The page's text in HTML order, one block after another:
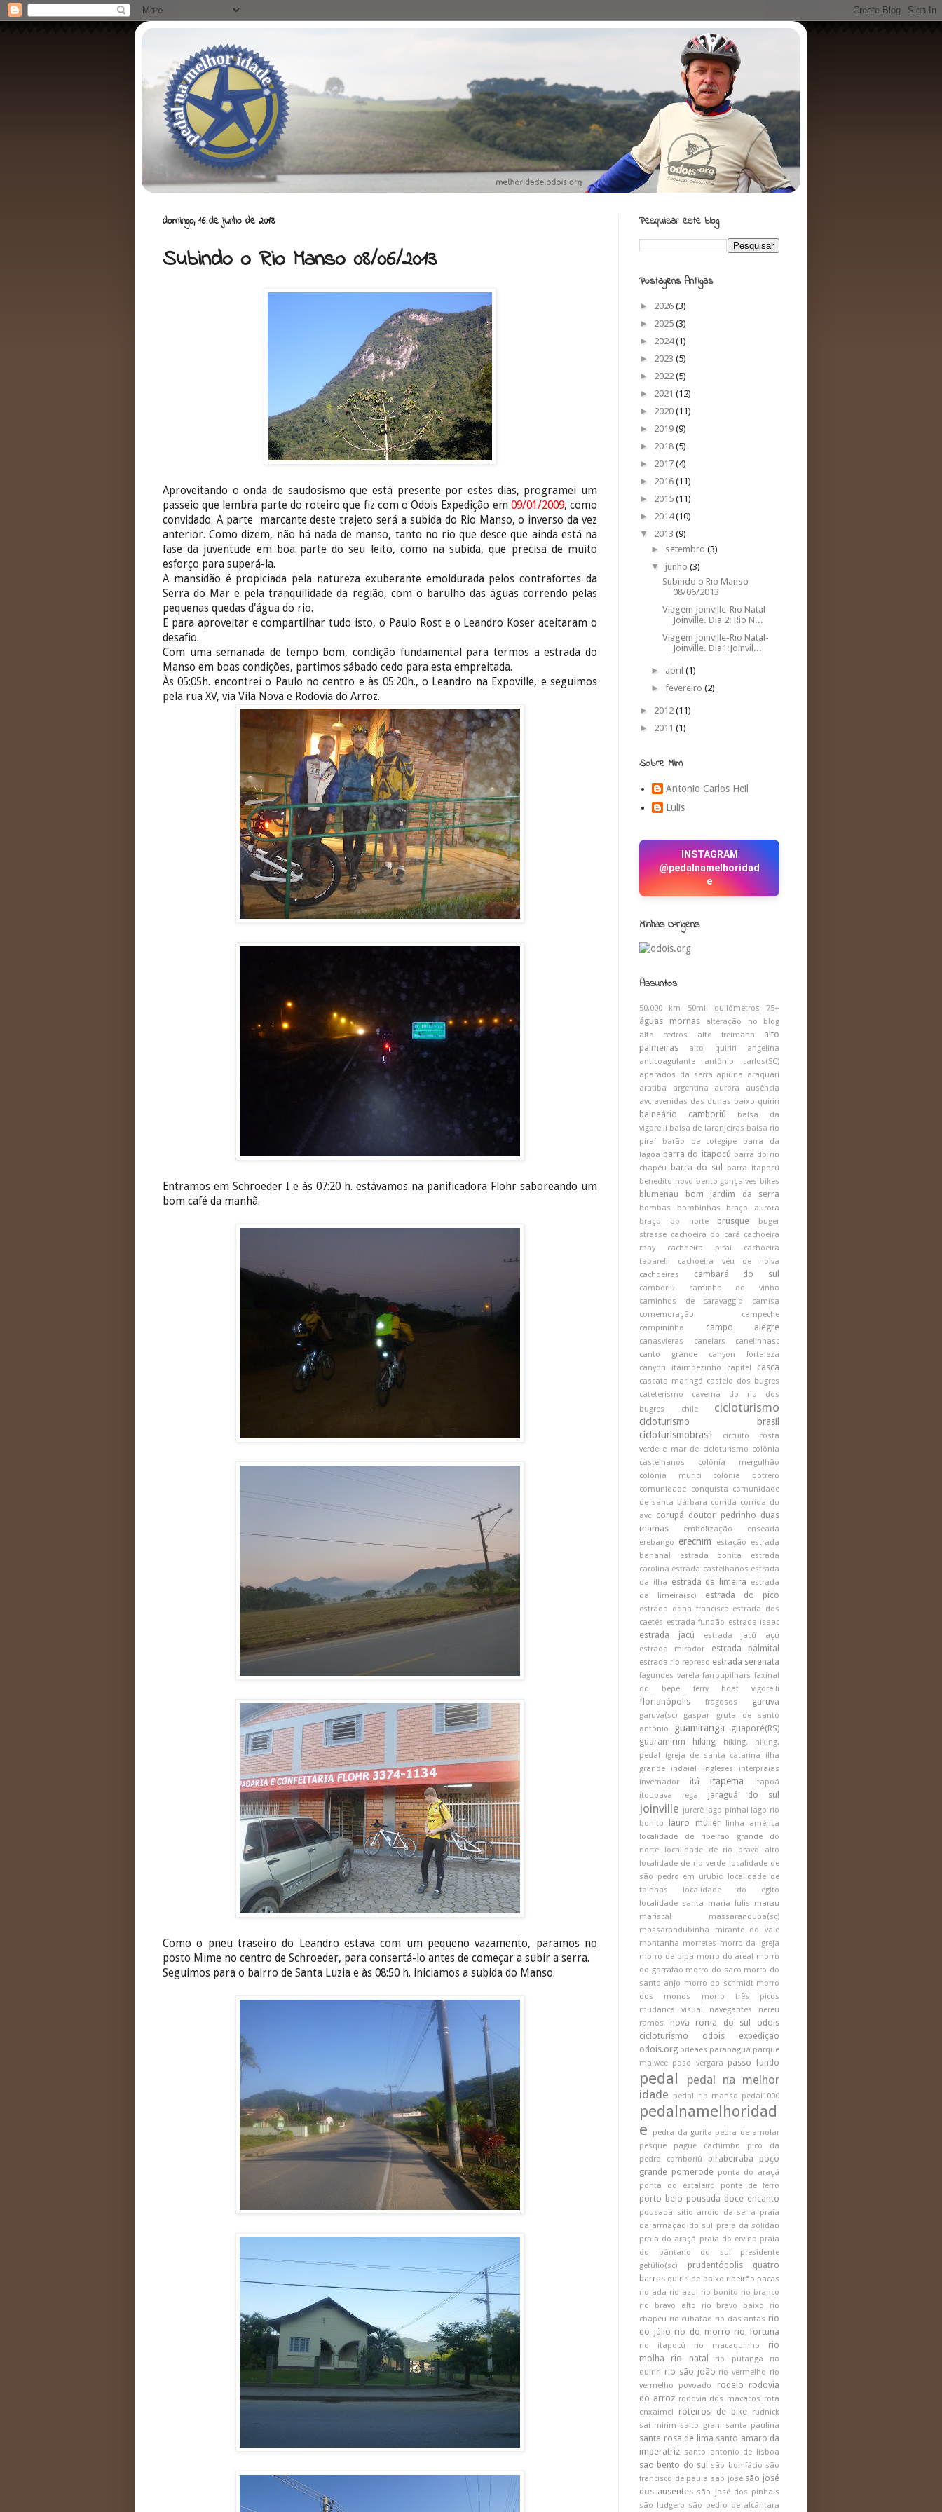
domingo, 16 de junho de 2013
Subindo o Rio Manso 08/06/2013
Aproveitando o onda de saudosismo que está presente por estes dias, programei um
passeio que lembra parte do roteiro que fiz com o Odois Expedição em 09/01/2009, como
convidado. A parte marcante deste trajeto será a subida do Rio Manso, o inverso da vez
anterior. Como dizem, não há nada de manso, tanto no rio que desce que ainda está na
fase da juventude em boa parte do seu leito, como na subida, que precisa de muito
esforço para superá-la.
A mansidão é propiciada pela natureza exuberante emoldurada pelos contrafortes da
Serra do Mar e pela tranquilidade da região, com o barulho das águas correndo pelas
pequenas quedas d'água do rio.
E para aproveitar e compartilhar tudo isto, o Paulo Rost e o Leandro Koser aceitaram o
desafio.
Com uma semanada de tempo bom, condição fundamental para termos a estrada do
Manso em boas condições, partimos sábado cedo para esta empreitada.
Às 05:05h. encontrei o Paulo no centro e às 05:20h., o Leandro na Expoville, e seguimos
pela rua XV, via Vila Nova e Rodovia do Arroz.
Entramos em Schroeder I e às 07:20 h. estávamos na panificadora Flohr saboreando um
bom café da manhã.
Como o pneu traseiro do Leandro estava com um pequeno vazamento, paramos no
posto Mime no centro de Schroeder, para consertá-lo antes de começar a subir a serra.
Seguimos para o bairro de Santa Luzia e às 08:50 h. iniciamos a subida do Manso.
Pesquisar este blog
Postagens Antigas
► 2026 (3)
► 2025 (3)
► 2024(1)
► 2023 (5)
► 2022 (5)
► 2021 (12)
► 2020 (11)
► 2019 (9)
► 2018 (5)
► 2017 (4)
► 2016 (11)
► 2015 (11)
► 2014(10)
▼ 2013 (9)
► setembro (3)
▼ junho (3)
Subindo o Rio Manso
08/06/2013
Viagem Joinville-Rio Natal-
Joinville. Dia 2: Rio N...
Viagem Joinville-Rio Natal-
Joinville. Dia1:Joinvil...
► abril (1)
► fevereiro (2)
► 2012 (11)
► 2011 (1)
Sobre Mim
Antonio Carlos Heil
Lulis
INSTAGRAM
@pedalnamelhoridad
e
Minhas O²rigens
Assuntos
50.000 km 50mil quilômetros 75+
águas mornas
alteração no blog
alto cedros
alto freimann
alto
palmeiras
alto quiriri
angelina
anticoagulante
antônio carlos(SC)
aparados da serra apiúna
araquari
aratiba
argentina aurora
ausência
avc avenidas das dunas baixo quiriri
balneário camboriú
balsa da
vigorelli balsa de laranjeiras balsa rio
piraí
barão de cotegipe
barra da
lagoa barra do itapocú barra do rio
chapéu
barra do sul
barra itapocú
benedito novo bento gonçalves bikes
blumenau bom jardim da serra
bombas bombinhas
braço aurora
braço do norte
brusque
buger
strasse cachoeira do cará cachoeira
may
cachoeira piraí
cachoeira
tabarelli
cachoeira véu de noiva
cachoeiras
cambará do sul
camboriú
caminho do vinho
caminhos de caravaggio
camisa
comemoração
campeche
campininha
campo alegre
canasvieras canelars
canelinhasc
canto grande
canyon fortaleza
canyon itaimbezinho
capitel casca
cascata maringá castelo dos bugres
cateterismo
caverna do rio dos
bugres
chile cicloturismo
cicloturismo brasil
cicloturismobrasil
circuito costa
verde e mar de cicloturismo colônia
castelhanos
colônia mergulhão
colônia murici
colônia potrero
comunidade conquista
comunidade
de santa bárbara corrida corrida do
avc
corupá doutor pedrinho duas
mamas
embolização
enseada
erebango
erechim estação
estrada
bananal
estrada bonita
estrada
carolina estrada castelhanos estrada
da ilha
estrada da limeira
estrada
da limeira(sc)
estrada do pico
estrada dona francisca estrada dos
caetés estrada fundão estrada isaac
estrada jacú
estrada jacú açú
estrada mirador
estrada palmital
estrada rio represo estrada serenata
fagundes varela farroupilhars faxinal
do bepe
ferry boat vigorelli
florianópolis fragosos garuva
garuva(sc) gaspar
gruta de santo
antônio
guamiranga
guaporé(RS)
guaramirim
hiking hiking.
hiking.
pedal
igreja de santa catarina
ilha
grande
indaial ingleses
interpraias
invernador
itá itapema
itapoá
itoupava rega
jaraguá do sul
joinville jurerê lago pinhal lago rio
bonito
lauro müller
linha américa
localidade de ribeirão grande do
norte
localidade de rio bravo alto
localidade de rio verde localidade de
são pedro em urubici localidade de
tainhas
localidade do egito
localidade santa maria
lulis
marau
mariscal
massaranduba(sc)
massarandubinha
mirante do vale
montanha morretes morro da igreja
morro da pipa morro do areal morro
do garrafão morro do saco morro do
santo anjo morro do schmidt morro
dos monos
morro três picos
mudanca visual
navegantes
nereu
ramos
nova roma do sul
odois
cicloturismo
odois expedição
odois.org orleães paranaguá parque
malwee paso vergara passo fundo
pedal
pedal na melhor
idade
pedal rio manso pedal1000
pedalnamelhoridad
e
pedra da gurita pedra de amolar
pesque pague cachimbo
pico da
pedra camboriú
pirabeiraba
poço
grande pomerode ponta do araçá
ponta do estaleiro
ponte de ferro
porto belo pousada doce encanto
pousada sítio arroio da serra
praia
da armação do sul praia da solidão
praia do araçá praia do ervino praia
do pântano do sul
presidente
getúlio(sc)
prudentópolis
quatro
barras quiriri de baixo ribeirão pacas
rio ada rio azul rio bonito rio branco
rio bravo alto
rio bravo baixo
rio
chapéu rio cubatão rio das antas rio
do júlio rio do morro rio fortuna
rio itapocú rio macaquinho
rio
molha
rio natal rio putanga
rio
quiriri rio são joão rio vermelho rio
vermelho povoado
rodeio rodovia
do arroz rodovia dos macacos rota
enxaimel
roteiros de bike
rudnick
saí mirim salto grahl santa paulina
santa rosa de lima santo amaro da
imperatriz santo antonio de lisboa
são bento do sul são bonifácio são
francisco de paula são josé são josé
dos ausentes são josé dos pinhais
são ludgero são pedro de alcântara